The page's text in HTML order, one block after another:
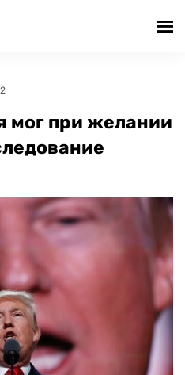
мог при желании